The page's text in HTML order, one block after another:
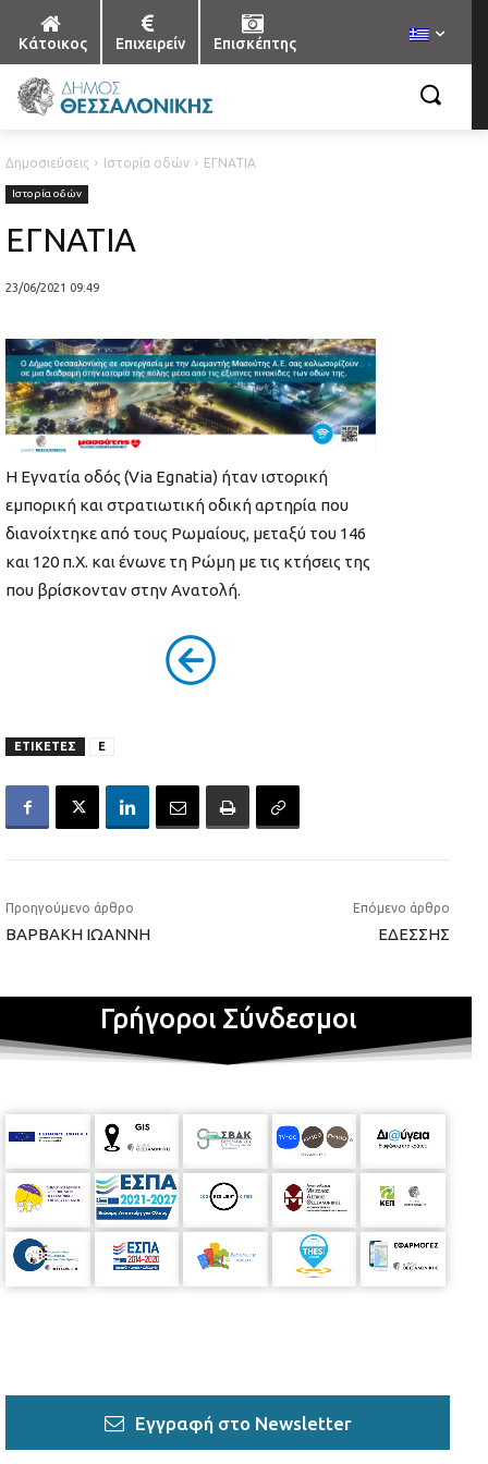
Κάτοικος Επιχειρείν Επισκέπτης
Δημοσιεύσεις Ιστορία οδών ΕΓΝΑΤΙΑ
Ιστορία οδών
ΕΓΝΑΤΙΑ
23/06/2021 09:49
Η Εγνατία οδός (Via Egnatia) ήταν ιστορική
εμπορική και στρατιωτική οδική αρτηρία που
διανοίχτηκε από τους Ρωμαίους, μεταξύ του 146
και 120 π.Χ. και ένωνε τη Ρώμη με τις κτήσεις της
που βρίσκονταν στην Ανατολή.
ΕΤΙΚΕΤΕΣ Ε
Προηγούμενο άρθρο
ΒΑΡΒΑΚΗ ΙΩΑΝΝΗ
Επόμενο άρθρο
ΕΔΕΣΣΗΣ
Γρήγοροι Σύνδεσμοι
Εγγραφή στο Newsletter